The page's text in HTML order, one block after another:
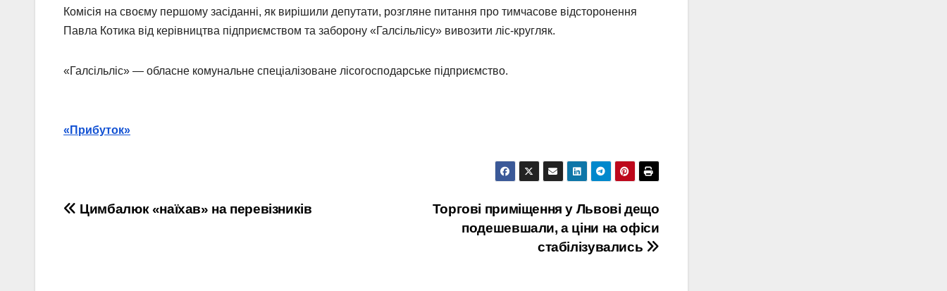
Комісія на своєму першому засіданні, як вирішили депутати, розгляне питання про тимчасове відсторонення
Павла Котика від керівництва підприємством та заборону «Галсільлісу» вивозити ліс-кругляк.
«Галсільліс» — обласне комунальне спеціалізоване лісогосподарське підприємство.
«Прибуток»
Навігація
Торгові приміщення у Львові дещо
подешевшали, а ціни на офіси
стабілізувались
Цимбалюк «наїхав» на перевізників